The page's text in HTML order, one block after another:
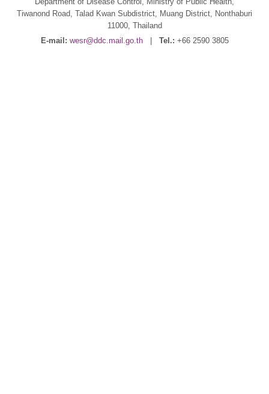
Tiwanond Road, Talad Kwan Subdistrict, Muang District, Nonthaburi
11000, Thailand
E-mail: wesr@ddc.mail.go.th| Tel.: +66 2590 3805